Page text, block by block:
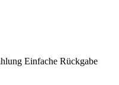
Einfache Rückgabe